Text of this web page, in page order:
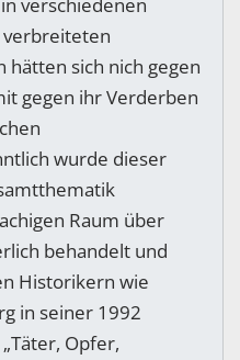
verschiedenen
hätten sich nich gegen
gegen ihr Verderben
wurde dieser
Raum über
behandelt und
Historikern wie
in seiner 1992
Opfer,